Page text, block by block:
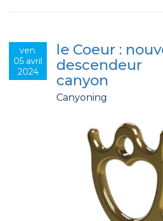
ven.
05 avril
2024
le Coeur :
descendeur
canyon
Canyoning